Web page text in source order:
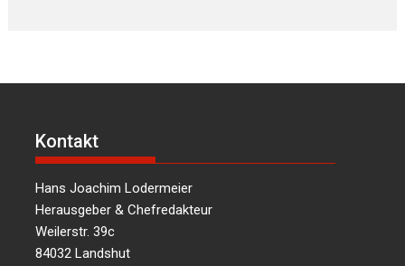
Kontakt
Hans Joachim Lodermeier
Herausgeber & Chefredakteur
Weilerstr. 39c
84032 Landshut